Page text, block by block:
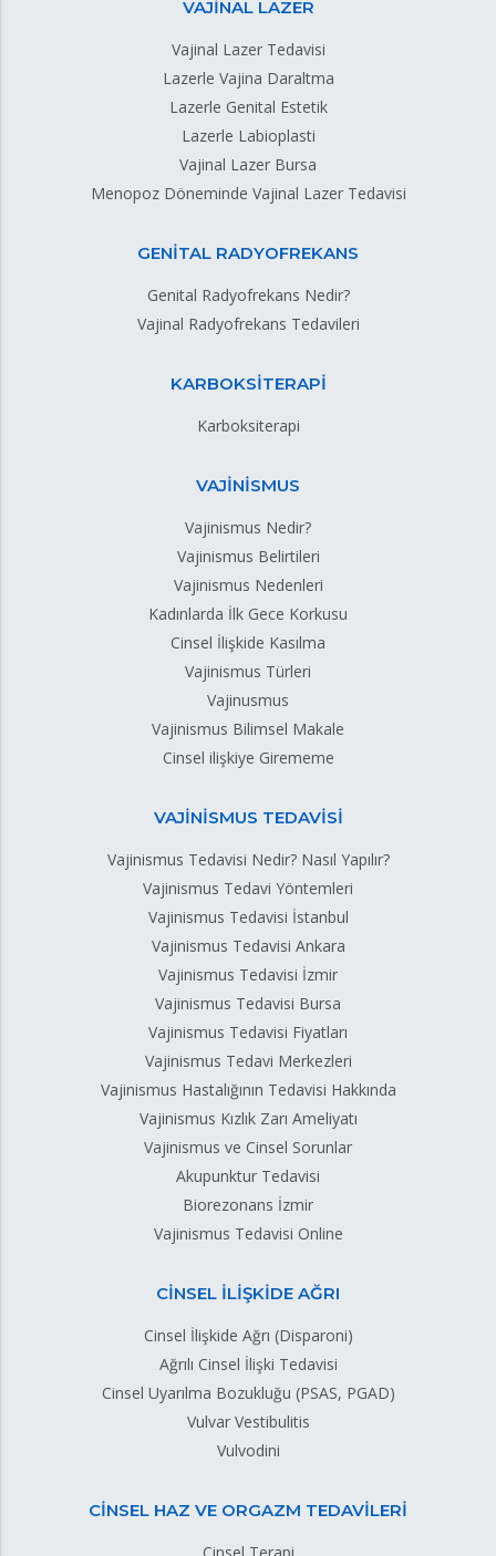
VAJİNAL LAZER
Vajinal Lazer Tedavisi
Lazerle Vajina Daraltma
Lazerle Genital Estetik
Lazerle Labioplasti
Vajinal Lazer Bursa
Menopoz Döneminde Vajinal Lazer Tedavisi
GENİTAL RADYOFREKANS
Genital Radyofrekans Nedir?
Vajinal Radyofrekans Tedavileri
KARBOKSİTERAPİ
Karboksiterapi
VAJİNİSMUS
Vajinismus Nedir?
Vajinismus Belirtileri
Vajinismus Nedenleri
Kadınlarda İlk Gece Korkusu
Cinsel İlişkide Kasılma
Vajinismus Türleri
Vajinusmus
Vajinismus Bilimsel Makale
Cinsel ilişkiye Girememe
VAJİNİSMUS TEDAVİSİ
Vajinismus Tedavisi Nedir? Nasıl Yapılır?
Vajinismus Tedavi Yöntemleri
Vajinismus Tedavisi İstanbul
Vajinismus Tedavisi Ankara
Vajinismus Tedavisi İzmir
Vajinismus Tedavisi Bursa
Vajinismus Tedavisi Fiyatları
Vajinismus Tedavi Merkezleri
Vajinismus Hastalığının Tedavisi Hakkında
Vajinismus Kızlık Zarı Ameliyatı
Vajinismus ve Cinsel Sorunlar
Akupunktur Tedavisi
Biorezonans İzmir
Vajinismus Tedavisi Online
CİNSEL İLİŞKİDE AĞRI
Cinsel İlişkide Ağrı (Disparoni)
Ağrılı Cinsel İlişki Tedavisi
Cinsel Uyarılma Bozukluğu (PSAS, PGAD)
Vulvar Vestibulitis
Vulvodini
CİNSEL HAZ VE ORGAZM TEDAVİLERİ
Cinsel Terapi